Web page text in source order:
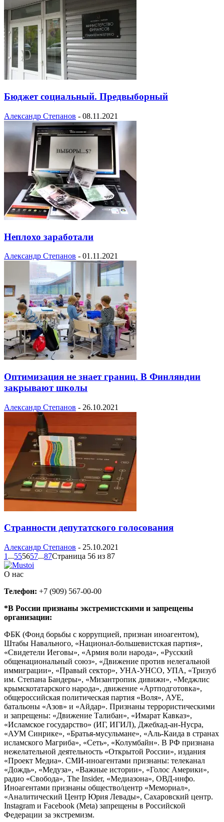
Бюджет социальный. Предвыборный
Александр Степанов - 08.11.2021
Неплохо заработали
Александр Степанов - 01.11.2021
Оптимизация не знает границ. В Финляндии
закрывают школы
Александр Степанов - 26.10.2021
Странности депутатского голосования
Александр Степанов - 25.10.2021
1 ...555657...87Страница 56 из 87
О нас
Телефон: +7 (909) 567-00-00
*В России признаны экстремистскими и запрещены
организации:
ФБК (Фонд борьбы с коррупцией, признан иноагентом),
Штабы Навального, «Национал-большевистская партия»,
«Свидетели Иеговы», «Армия воли народа», «Русский
общенациональный союз», «Движение против нелегальной
иммиграции», «Правый сектор», УНА-УНСО, УПА, «Тризуб
им. Степана Бандеры», «Мизантропик дивижн», «Меджлис
крымскотатарского народа», движение «Артподготовка»,
общероссийская политическая партия «Воля», АУЕ,
батальоны «Азов» и «Айдар». Признаны террористическими
и запрещены: «Движение Талибан», «Имарат Кавказ»,
«Исламское государство» (ИГ, ИГИЛ), Джебхад-ан-Нусра,
«АУМ Синрике», «Братья-мусульмане», «Аль-Каида в странах
исламского Магриба», «Сеть», «Колумбайн». В РФ признана
нежелательной деятельность «Открытой России», издания
«Проект Медиа». СМИ-иноагентами признаны: телеканал
«Дождь», «Медуза», «Важные истории», «Голос Америки»,
радио «Свобода», The Insider, «Медиазона», ОВД-инфо.
Иноагентами признаны общество/центр «Мемориал»,
«Аналитический Центр Юрия Левады», Сахаровский центр.
Instagram и Facebook (Metа) запрещены в Российской
Федерации за экстремизм.